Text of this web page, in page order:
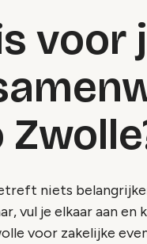
voor
niets
vul je elkaar aan
voor zakelijke